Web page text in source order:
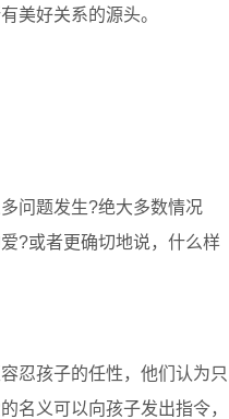
美好关系的源头。
问题发生?绝大多数情况
?或者更确切地说，什么样
忍孩子的任性，他们认为只
名义可以向孩子发出指令，